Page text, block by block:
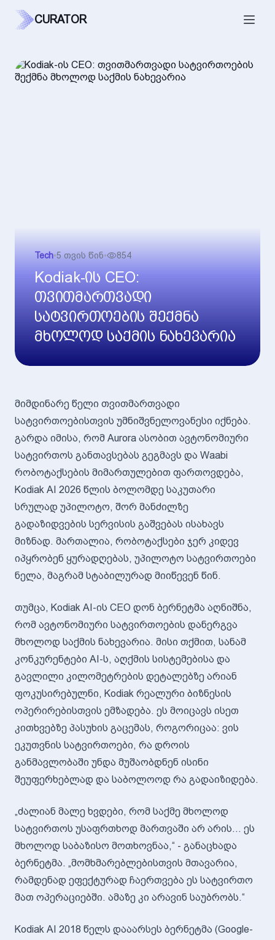
CURATOR
Tech•5 თვის წინ• 854
Kodiak-ის CEO:
თვითმართვადი
სატვირთოების შექმნა
მხოლოდ საქმის ნახევარია
მიმდინარე წელი თვითმართვადი
სატვირთოებისთვის უმნიშვნელოვანესი იქნება.
გარდა იმისა, რომ Aurora ასობით ავტონომიური
სატვირთოს განთავსებას გეგმავს და Waabi
რობოტაქსების მიმართულებით ფართოვდება,
Kodiak AI 2026 წლის ბოლომდე საკუთარი
სრულად უპილოტო, შორ მანძილზე
გადაზიდვების სერვისის გაშვებას ისახავს
მიზნად. მართალია, რობოტაქსები ჯერ კიდევ
იპყრობენ ყურადღებას, უპილოტო სატვირთოები
ნელა, მაგრამ სტაბილურად მიიწევენ წინ.
თუმცა, Kodiak AI-ის CEO დონ ბერნეტმა აღნიშნა,
რომ ავტონომიური სატვირთოების დანერგვა
მხოლოდ საქმის ნახევარია. მისი თქმით, სანამ
კონკურენტები AI-ს, აღქმის სისტემებისა და
გავლილი კილომეტრების დეტალებზე არიან
ფოკუსირებულნი, Kodiak რეალური ბიზნესის
ოპერირებისთვის ემზადება. ეს მოიცავს ისეთ
კითხვებზე პასუხის გაცემას, როგორიცაა: ვის
ეკუთვნის სატვირთოები, რა დროის
განმავლობაში უნდა მუშაობდნენ ისინი
შეუფერხებლად და საბოლოოდ რა გადაიზიდება.
„ძალიან მალე ხვდები, რომ საქმე მხოლოდ
სატვირთოს უსაფრთხოდ მართვაში არ არის... ეს
მხოლოდ საბაზისო მოთხოვნაა,“ - განაცხადა
ბერნეტმა. „მომხმარებლებისთვის მთავარია,
რამდენად ეფექტურად ჩაერთვება ეს სატვირთო
მათ ოპერაციებში. ამაზე კი არავინ საუბრობს.“
Kodiak AI 2018 წელს დააარსეს ბერნეტმა (Google-